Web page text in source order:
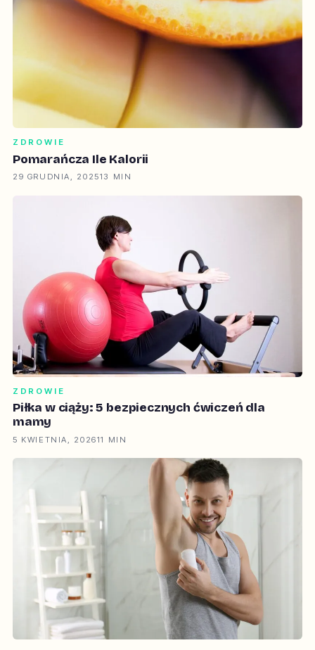
ZDROWIE
Pomarańcza Ile Kalorii
29 GRUDNIA, 202513 MIN
ZDROWIE
Piłka w ciąży: 5 bezpiecznych ćwiczeń dla
mamy
5 KWIETNIA, 202611 MIN